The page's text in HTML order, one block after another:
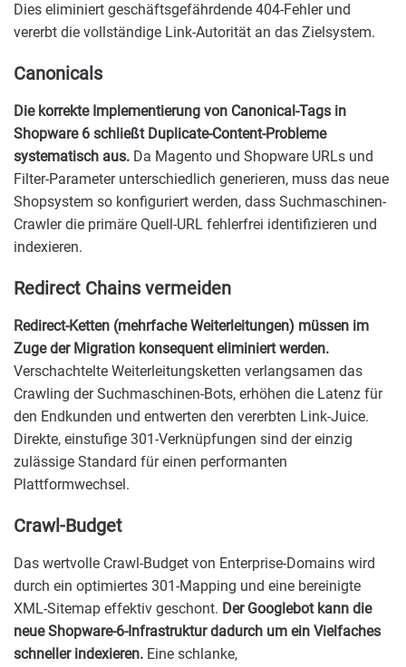
Dies eliminiert geschäftsgefährdende 404-Fehler und
vererbt die vollständige Link-Autorität an das Zielsystem.
Canonicals
Die korrekte Implementierung von Canonical-Tags in
Shopware 6 schließt Duplicate-Content-Probleme
systematisch aus. Da Magento und Shopware URLs und
Filter-Parameter unterschiedlich generieren, muss das neue
Shopsystem so konfiguriert werden, dass Suchmaschinen-
Crawler die primäre Quell-URL fehlerfrei identifizieren und
indexieren.
Redirect Chains vermeiden
Redirect-Ketten (mehrfache Weiterleitungen) müssen im
Zuge der Migration konsequent eliminiert werden.
Verschachtelte Weiterleitungsketten verlangsamen das
Crawling der Suchmaschinen-Bots, erhöhen die Latenz für
den Endkunden und entwerten den vererbten Link-Juice.
Direkte, einstufige 301-Verknüpfungen sind der einzig
zulässige Standard für einen performanten
Plattformwechsel.
Crawl-Budget
Das wertvolle Crawl-Budget von Enterprise-Domains wird
durch ein optimiertes 301-Mapping und eine bereinigte
XML-Sitemap effektiv geschont. Der Googlebot kann die
neue Shopware-6-Infrastruktur dadurch um ein Vielfaches
schneller indexieren. Eine schlanke,